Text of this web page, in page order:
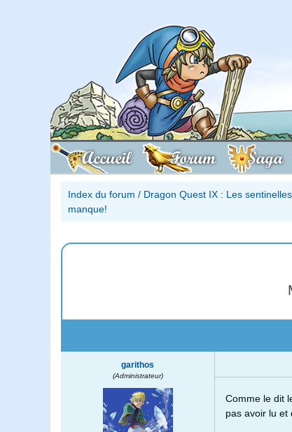
Accueil Forum Saga
Index du forum / Dragon Quest IX : Les
manque!
garithos
(Administrateur)
Comme le dit
pas avoir lu et